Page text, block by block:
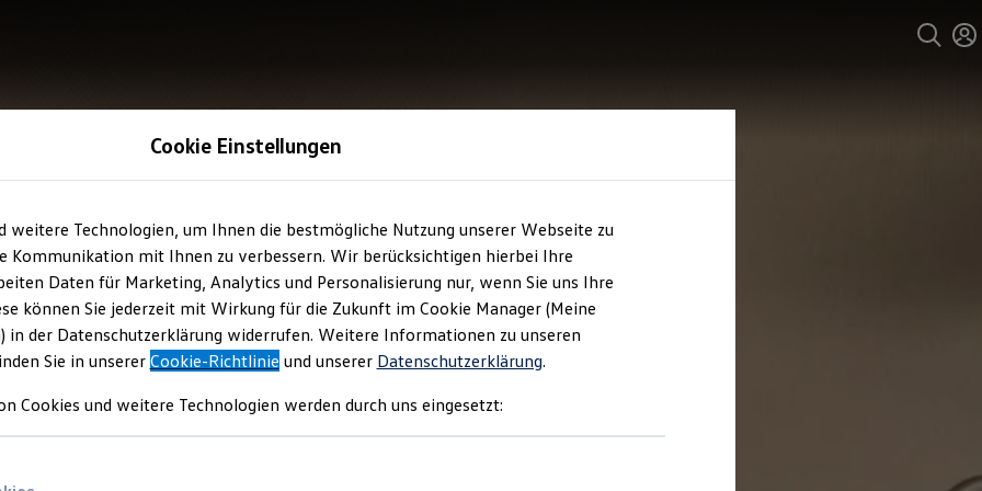
Cookie Einstellungen
weitere Technologien, um Ihnen die bestmögliche Nutzung unserer Webseite zu
Kommunikation mit Ihnen zu verbessern. Wir berücksichtigen hierbei Ihre
Daten für Marketing, Analytics und Personalisierung nur, wenn Sie uns Ihre
können Sie jederzeit mit Wirkung für die Zukunft im Cookie Manager (Meine
in der Datenschutzerklärung widerrufen. Weitere Informationen zu unseren
Sie in unsererCookie-Richtlinie und unserer Datenschutzerklärung.
Cookies und weitere Technologien werden durch uns eingesetzt: